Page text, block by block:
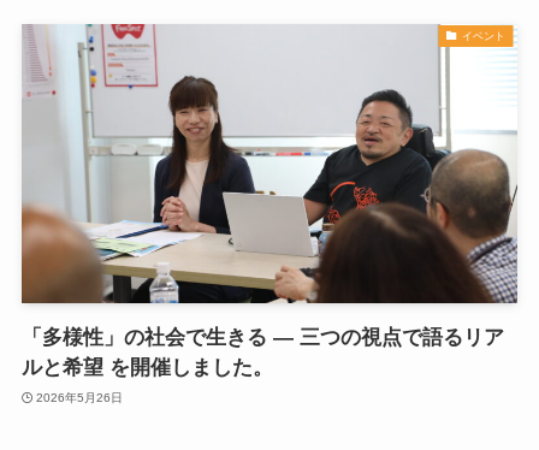
イベント
「多様性」の社会で生きる ― 三つの視点で語るリア
ルと希望 を開催しました。
2026年5月26日